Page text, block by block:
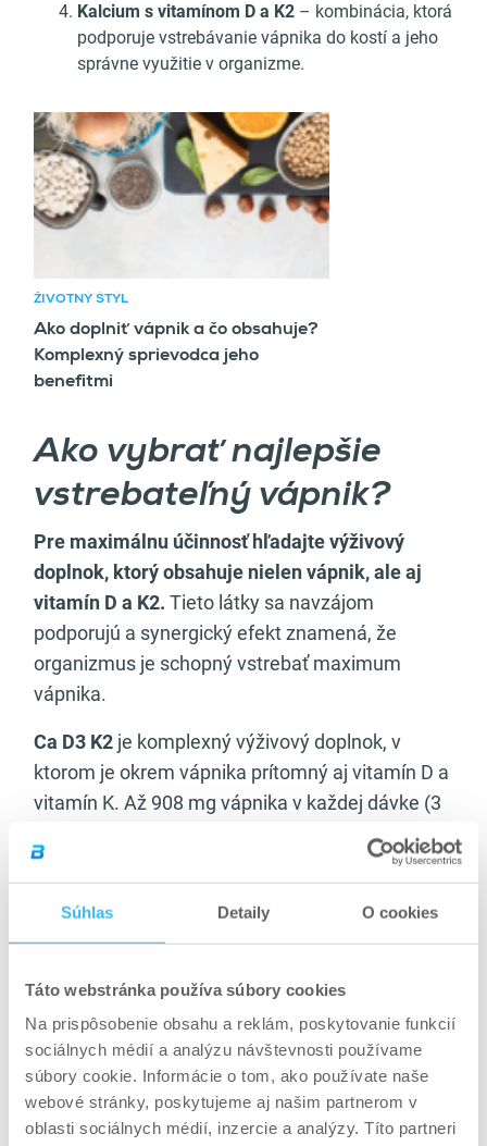
Súhlas Detaily O cookies
Táto webstránka používa súbory cookies
Na prispôsobenie obsahu a reklám, poskytovanie funkcií
sociálnych médií a analýzu návštevnosti používame
súbory cookie. Informácie o tom, ako používate naše
webové stránky, poskytujeme aj našim partnerom v
oblasti sociálnych médií, inzercie a analýzy. Títo partneri
Kalcium s vitamínom D a K2 – kombinácia, ktorá
podporuje vstrebávanie vápnika do kostí a jeho
správne využitie v organizme.
Odporúčaný článok
ŽIVOTNÝ ŠTÝL
Ako doplniť vápnik a čo obsahuje?
Komplexný sprievodca jeho
benefitmi
Ako vybrať najlepšie
vstrebateľný vápnik?
Pre maximálnu účinnosť hľadajte výživový
doplnok, ktorý obsahuje nielen vápnik, ale aj
vitamín D a K2. Tieto látky sa navzájom
podporujú a synergický efekt znamená, že
organizmus je schopný vstrebať maximum
vápnika.
Ca D3 K2 je komplexný výživový doplnok, v
ktorom je okrem vápnika prítomný aj vitamín D a
vitamín K. Až 908 mg vápnika v každej dávke (3
tablety) dodá svalom, kostiam a chrupu dostatok
prvotriedneho stavebného materiálu.
vápnik? Prírodné zdroje
bohaté na tento minerál
Vápnik je možné prijímať aj v potravinách
popri kapsulách sa preto môžete sústrediť na